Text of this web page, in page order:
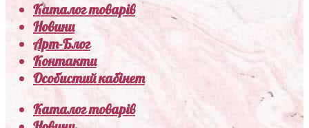
Каталог товарів
Новини
Арт-Блог
Контакти
Особистий кабінет
Каталог товарів